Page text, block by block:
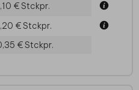
€Stckpr.
€Stckpr.
€Stckpr.